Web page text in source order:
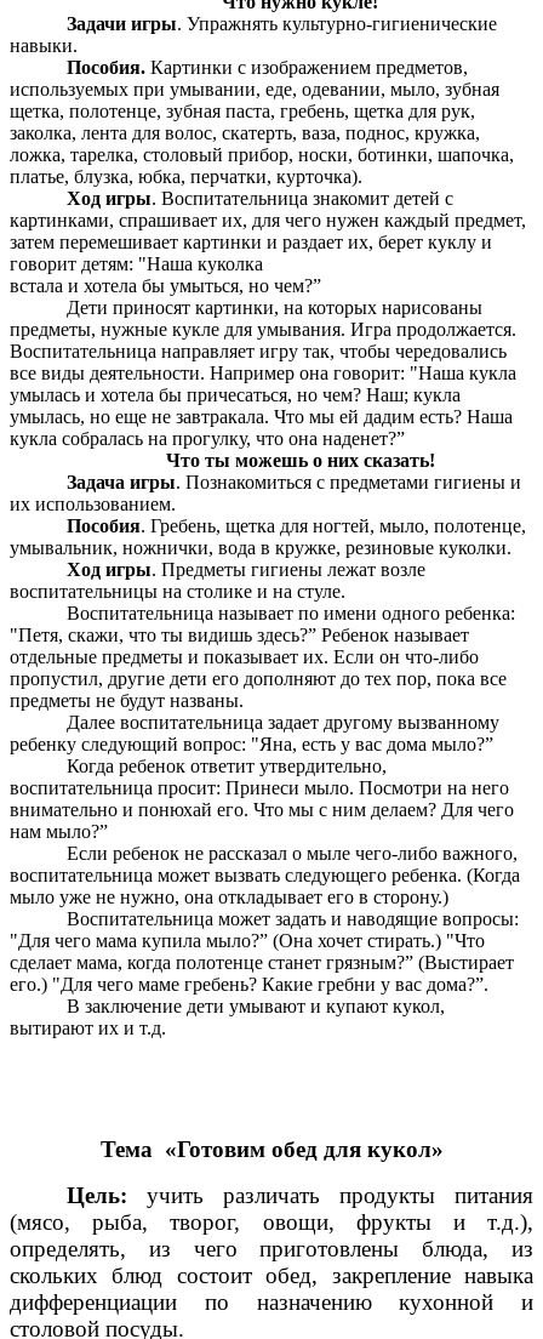
Задачи игры. Упражнять культурно-гигиенические
навыки.
Пособия.Картинки с изображением предметов,
используемых при умывании, еде, одевании, мыло, зубная
щетка, полотенце, зубная паста, гребень, щетка для рук,
заколка, лента для волос, скатерть, ваза, поднос, кружка,
ложка, тарелка, столовый прибор, носки, ботинки, шапочка,
платье, блузка, юбка, перчатки, курточка).
Ход игры. Воспитательница знакомит детей с
картинками, спрашивает их, для чего нужен каждый предмет,
затем перемешивает картинки и раздает их, берет куклу и
говорит детям: "Наша куколка
встала и хотела бы умыться, но чем?”
Дети приносят картинки, на которых нарисованы
предметы, нужные кукле для умывания. Игра продолжается.
Воспитательница направляет игру так, чтобы чередовались
все виды деятельности. Например она говорит: "Наша кукла
умылась и хотела бы причесаться, но чем? Наш; кукла
умылась, но еще не завтракала. Что мы ей дадим есть? Наша
кукла собралась на прогулку, что она наденет?”
Что ты можешь о них сказать!
Задача игры. Познакомиться с предметами гигиены и
их использованием.
Пособия. Гребень, щетка для ногтей, мыло, полотенце,
умывальник, ножнички, вода в кружке, резиновые куколки.
Ход игры. Предметы гигиены лежат возле
воспитательницы на столике и на стуле.
Воспитательница называет по имени одного ребенка:
"Петя, скажи, что ты видишь здесь?” Ребенок называет
отдельные предметы и показывает их. Если он что-либо
пропустил, другие дети его дополняют до тех пор, пока все
предметы не будут названы.
Далее воспитательница задает другому вызванному
ребенку следующий вопрос: "Яна, есть у вас дома мыло?”
Когда ребенок ответит утвердительно,
воспитательница просит: Принеси мыло. Посмотри на него
внимательно и понюхай его. Что мы c ним делаем? Для чего
нам мыло?”
Если ребенок не рассказал о мыле чего-либо важного,
воспитательница может вызвать следующего ребенка. (Когда
мыло уже не нужно, она откладывает его в сторону.)
Воспитательница может задать и наводящие вопросы:
"Для чего мама купила мыло?” (Она хочет стирать.) "Что
сделает мама, когда полотенце станет грязным?” (Выстирает
его.) "Для чего маме гребень? Какие гребни у вас дома?”.
В заключение дети умывают и купают кукол,
вытирают их и т.д.
Тема «Готовим обед для кукол»
Цель: учить различать продукты питания
(мясо, рыба, творог, овощи, фрукты и т.д.),
определять, из чего приготовлены блюда, из
скольких блюд состоит обед, закрепление навыка
дифференциации по назначению кухонной и
столовой посуды.